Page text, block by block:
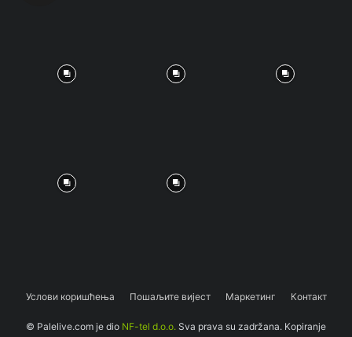
Услови коришћења Пошаљите вијест Маркетинг Контакт
© Palelive.com je dio NF-tel d.o.o. Sva prava su zadržana. Kopiranje